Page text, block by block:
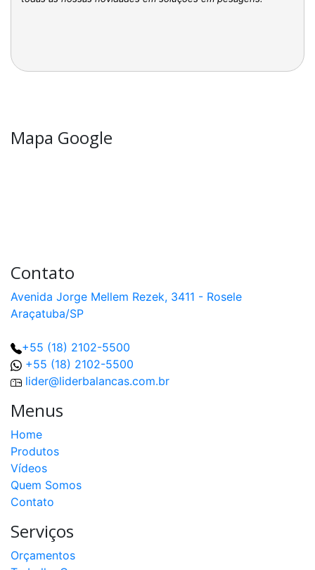
Mapa Google
Contato
Avenida Jorge Mellem Rezek, 3411 - Rosele
Araçatuba/SP
+55 (18) 2102-5500
+55 (18) 2102-5500
lider@liderbalancas.com.br
Menus
Home
Produtos
Vídeos
Quem Somos
Contato
Serviços
Orçamentos